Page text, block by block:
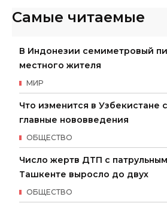
Самые читаемые
В Индонезии семиметровый
местного жителя
МИР
Что изменится в Узбекистане с
главные нововведения
ОБЩЕСТВО
Число жертв ДТП с
Ташкенте выросло до двух
ОБЩЕСТВО